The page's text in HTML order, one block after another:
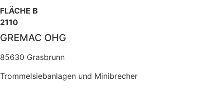
FLÄCHE B
2110
GREMAC OHG
85630 Grasbrunn
Trommelsiebanlagen und Minibrecher